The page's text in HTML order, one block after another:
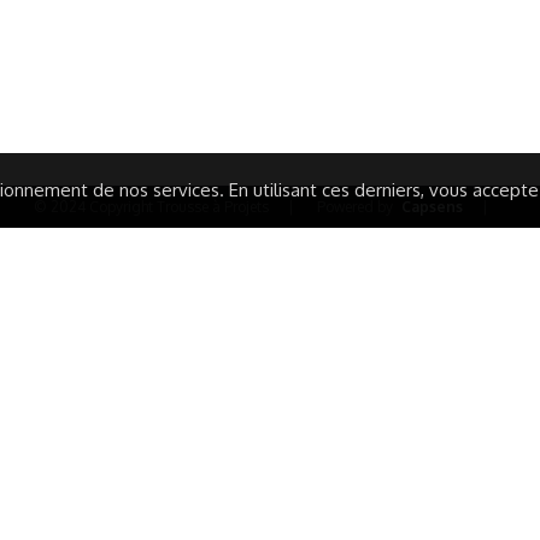
de nos services. En utilisant ces derniers, vous